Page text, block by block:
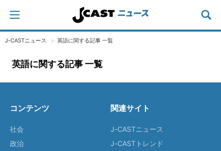
J-CASTニュース 英語に関する記事 一覧
英語に関する記事 一覧
コンテンツ
社会
政治
関連サイト
J-CASTニュース
J-CASTトレンド